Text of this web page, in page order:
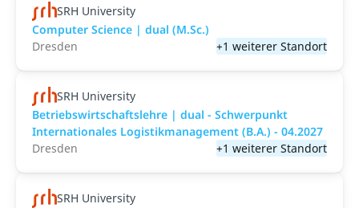
SRH University
Computer Science | dual (M.Sc.)
Dresden
+1 weiterer Standort
SRH University
Betriebswirtschaftslehre | dual - Schwerpunkt
Internationales Logistikmanagement (B.A.) - 04.2027
Dresden
+1 weiterer Standort
SRH University